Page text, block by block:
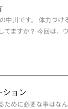
中川です。 体力つ
てますか？ 今回は、
ション
ために必要な事はな